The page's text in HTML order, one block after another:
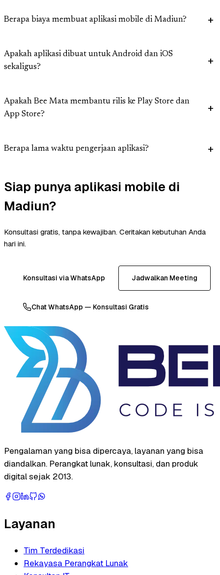
Berapa biaya membuat aplikasi mobile di Madiun?
Apakah aplikasi dibuat untuk Android dan iOS
sekaligus?
Apakah Bee Mata membantu rilis ke Play Store dan
App Store?
Berapa lama waktu pengerjaan aplikasi?
Siap punya aplikasi mobile di
Madiun?
Konsultasi gratis, tanpa kewajiban. Ceritakan kebutuhan Anda
hari ini.
Konsultasi via WhatsApp Jadwalkan Meeting
Chat WhatsApp — Konsultasi Gratis
Pengalaman yang bisa dipercaya, layanan yang bisa
diandalkan. Perangkat lunak, konsultasi, dan produk
digital sejak 2013.
Layanan
Tim Terdedikasi
Rekayasa Perangkat Lunak